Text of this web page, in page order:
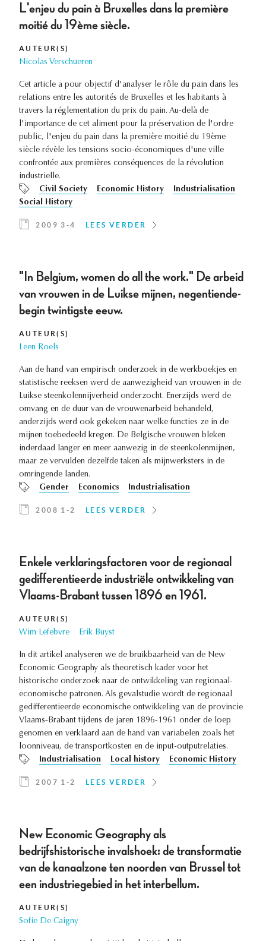
L'enjeu du pain à Bruxelles dans la première
moitié du 19ème siècle.
AUTEUR(S)
Nicolas Verschueren
Cet article a pour objectif d'analyser le rôle du pain dans les
relations entre les autorités de Bruxelles et les habitants à
travers la réglementation du prix du pain. Au-delà de
l'importance de cet aliment pour la préservation de l'ordre
public, l'enjeu du pain dans la première moitié du 19ème
siècle révèle les tensions socio-économiques d'une ville
confrontée aux premières conséquences de la révolution
industrielle.
Civil Society
Economic History
Industrialisation
Social History
2009 3-4 LEES VERDER
"In Belgium, women do all the work." De arbeid
van vrouwen in de Luikse mijnen, negentiende-
begin twintigste eeuw.
AUTEUR(S)
Leen Roels
Aan de hand van empirisch onderzoek in de werkboekjes en
statistische reeksen werd de aanwezigheid van vrouwen in de
Luikse steenkolennijverheid onderzocht. Enerzijds werd de
omvang en de duur van de vrouwenarbeid behandeld,
anderzijds werd ook gekeken naar welke functies ze in de
mijnen toebedeeld kregen. De Belgische vrouwen bleken
inderdaad langer en meer aanwezig in de steenkolenmijnen,
maar ze vervulden dezelfde taken als mijnwerksters in de
omringende landen.
Gender
Economics Industrialisation
2008 1-2 LEES VERDER
Enkele verklaringsfactoren voor de regionaal
gedifferentieerde industriële ontwikkeling van
Vlaams-Brabant tussen 1896 en 1961.
AUTEUR(S)
Wim Lefebvre Erik Buyst
In dit artikel analyseren we de bruikbaarheid van de New
Economic Geography als theoretisch kader voor het
historische onderzoek naar de ontwikkeling van regionaal-
economische patronen. Als gevalstudie wordt de regionaal
gedifferentieerde economische ontwikkeling van de provincie
Vlaams-Brabant tijdens de jaren 1896-1961 onder de loep
genomen en verklaard aan de hand van variabelen zoals het
loonniveau, de transportkosten en de input-outputrelaties.
Industrialisation
Local history Economic History
2007 1-2 LEES VERDER
New Economic Geography als
bedrijfshistorische invalshoek: de transformatie
van de kanaalzone ten noorden van Brussel tot
een industriegebied in het interbellum.
AUTEUR(S)
Sofie De Caigny